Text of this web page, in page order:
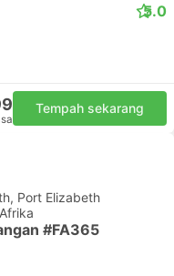
5.0
Tempah sekarang
Port Elizabeth
#FA365